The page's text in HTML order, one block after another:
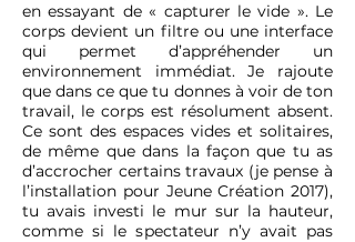
en essayant de « capturer le vide ». Le
corps devient un filtre ou une interface
qui permet d’appréhender un
environnement immédiat. Je rajoute
que dans ce que tu donnes à voir de ton
travail, le corps est résolument absent.
Ce sont des espaces vides et solitaires,
de même que dans la façon que tu as
d’accrocher certains travaux (je pense à
l’installation pour Jeune Création 2017),
tu avais investi le mur sur la hauteur,
comme si le spectateur n’y avait pas